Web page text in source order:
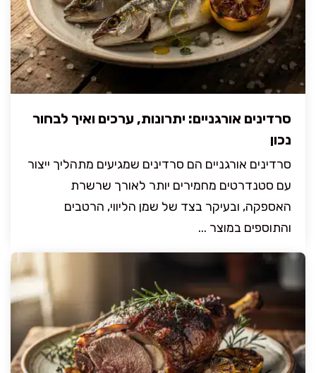
סרדינים אורגניים: יתרונות, ערכים ואיך לבחור
נכון
סרדינים אורגניים הם סרדינים שמגיעים מתהליך ייצור
עם סטנדרטים מחמירים יותר לאורך שרשרת
האספקה, ובעיקר בצד של שמן הליווי, הרטבים
והתוספים במוצר ...